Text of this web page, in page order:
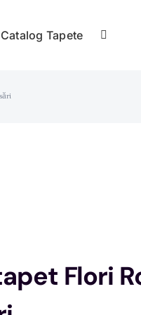
Catalog Tapete
Flori